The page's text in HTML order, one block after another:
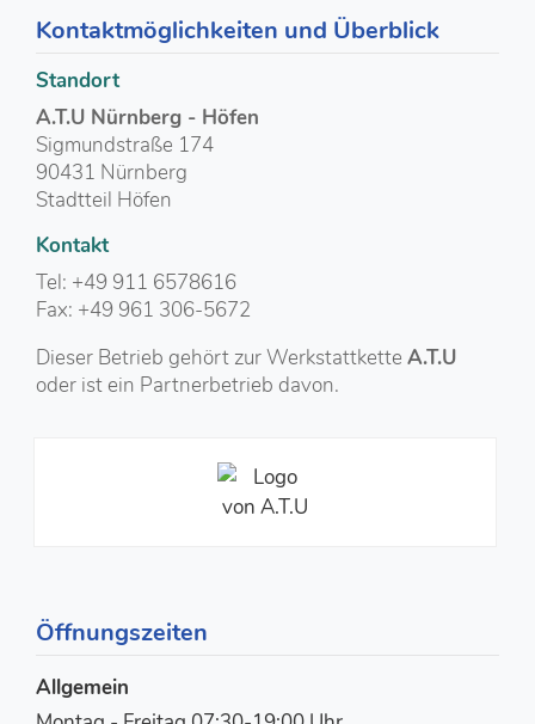
Kontaktmöglichkeiten und Überblick
Standort
A.T.U Nürnberg - Höfen
Sigmundstraße 174
90431 Nürnberg
Stadtteil Höfen
Kontakt
Tel: +49 911 6578616
Fax: +49 961 306-5672
Dieser Betrieb gehört zur Werkstattkette A.T.U
oder ist ein Partnerbetrieb davon.
Öffnungszeiten
Allgemein